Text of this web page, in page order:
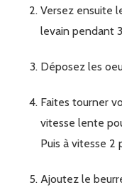
Versez ensuite le reste de la farine. Laissez agir le
levain pendant
Déposez les
Faites tourner votre robot (avec le crochet à pétrir) à
vitesse lente
Puis à vitesse 2
Ajoutez le beurre par petits morceaux. Bien attendre